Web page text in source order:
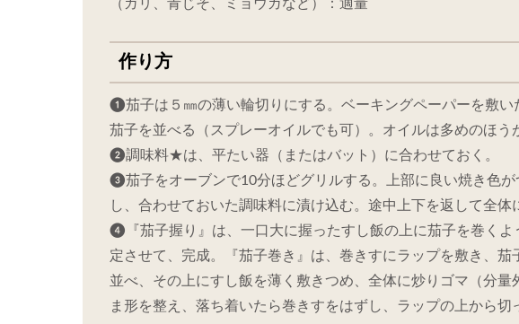
（ガリ、青じそ、ミョウガなど）：適量
作り方
❶茄子は５㎜の薄い輪切りにする。ベーキングペーパーを敷い
茄子を並べる（スプレーオイルでも可）。オイルは多めのほう
❷調味料★は、平たい器（またはバット）に合わせておく。
❸茄子をオーブンで10分ほどグリルする。上部に良い焼き色
し、合わせておいた調味料に漬け込む。途中上下を返して全体
❹『茄子握り』は、一口大に握ったすし飯の上に茄子を巻くよ
定させて、完成。『茄子巻き』は、巻きすにラップを敷き、茄
並べ、その上にすし飯を薄く敷きつめ、全体に炒りゴマ（分量
ま形を整え、落ち着いたら巻きすをはずし、ラップの上から切